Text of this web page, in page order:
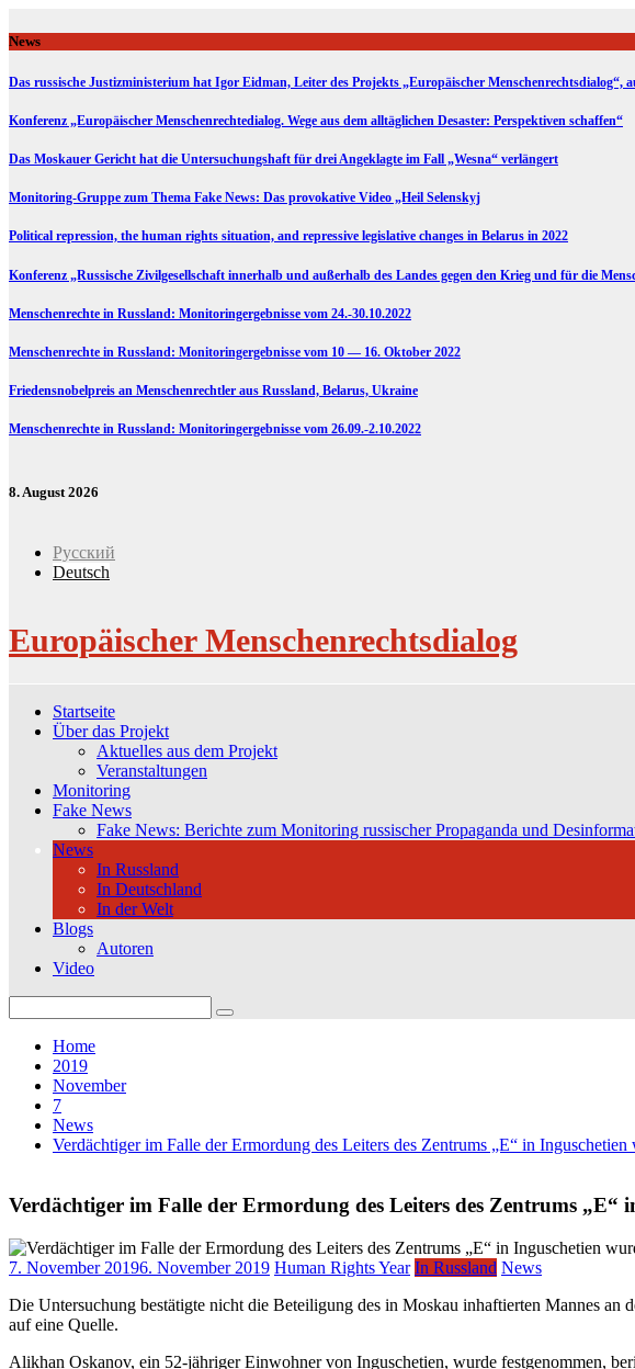
to
content
News
Das russische Justizministerium hat Igor Eidman, Leiter des Projekts „Europäischer Menschenrechtsdialog“,
Konferenz „Europäischer Menschenrechtedialog. Wege aus dem alltäglichen Desaster: Perspektiven schaffen“
Das Moskauer Gericht hat die Untersuchungshaft für drei Angeklagte im Fall „Wesna“ verlängert
Monitoring-Gruppe zum Thema Fake News: Das provokative Video „Heil Selenskyj
Political repression, the human rights situation, and repressive legislative changes in Belarus in 2022
Konferenz „Russische Zivilgesellschaft innerhalb und außerhalb des Landes gegen den Krieg und für die
Menschenrechte in Russland: Monitoringergebnisse vom 24.-30.10.2022
Menschenrechte in Russland: Monitoringergebnisse vom 10 — 16. Oktober 2022
Friedensnobelpreis an Menschenrechtler aus Russland, Belarus, Ukraine
Menschenrechte in Russland: Monitoringergebnisse vom 26.09.-2.10.2022
8. August 2026
Русский
Deutsch
Europäischer Menschenrechtsdialog
Startseite
Über das Projekt
Aktuelles aus dem Projekt
Veranstaltungen
Monitoring
Fake News
Fake News: Berichte zum Monitoring russischer Propaganda und
News
In Russland
In Deutschland
In der Welt
Blogs
Autoren
Video
for:
Home
2019
November
7
News
Verdächtiger im Falle der Ermordung des Leiters des Zentrums „E“ in Inguschetien
Verdächtiger im Falle der Ermordung des Leiters des Zentrums „E“
7. November 20196. November 2019 Human Rights Year In Russland News
Die Untersuchung bestätigte nicht die Beteiligung des in Moskau inhaftierten Mannes
auf eine Quelle.
Alikhan Oskanov, ein 52-jähriger Einwohner von Inguschetien, wurde festgenommen,